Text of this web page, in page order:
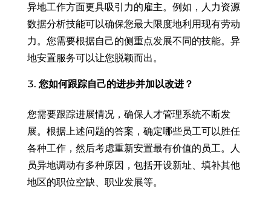
异地工作方面更具吸引力的雇主。例如，人力资源
数据分析技能可以确保您最大限度地利用现有劳动
力。您需要根据自己的侧重点发展不同的技能。异
地安置服务可以让您脱颖而出。
您如何跟踪自己的进步并加以改进？
您需要跟踪进展情况，确保人才管理系统不断发
展。根据上述问题的答案，确定哪些员工可以胜任
各种工作，然后考虑重新安置最有价值的员工。人
员异地调动有多种原因，包括开设新址、填补其他
地区的职位空缺、职业发展等。